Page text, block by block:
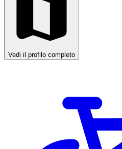
Vedi il profilo completo